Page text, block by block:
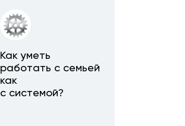
Как уметь
работать с семьей
как
с системой?